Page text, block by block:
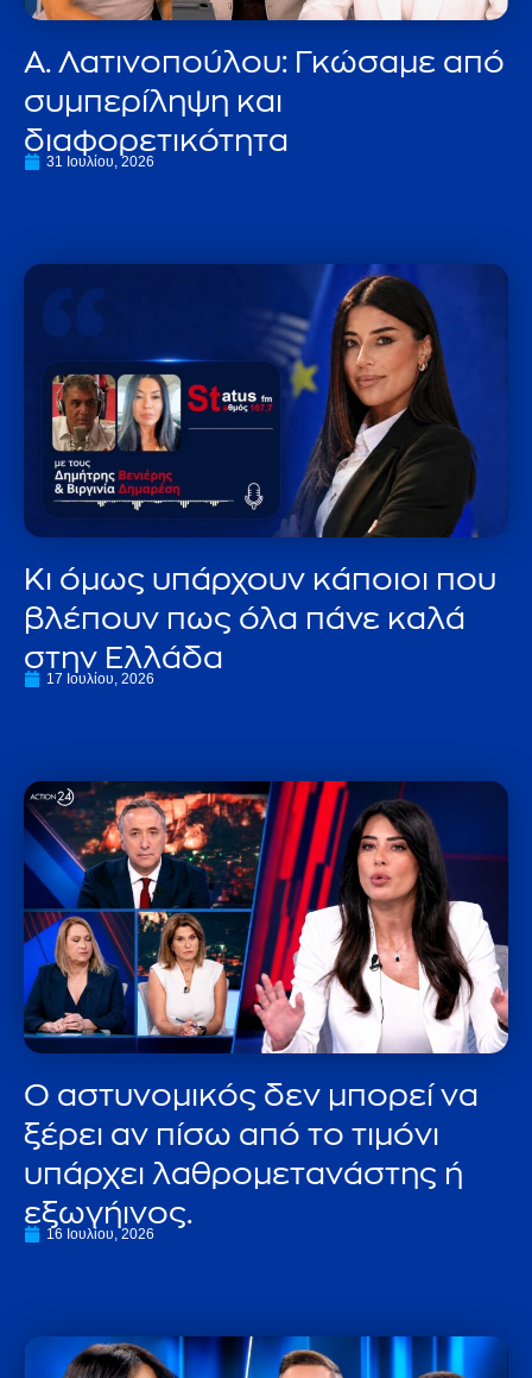
Α. Λατινοπούλου: Γκώσαμε από
συμπερίληψη και
διαφορετικότητα
31 Ιουλίου, 2026
Κι όμως υπάρχουν κάποιοι που
βλέπουν πως όλα πάνε καλά
στην Ελλάδα
17 Ιουλίου, 2026
Ο αστυνομικός δεν μπορεί να
ξέρει αν πίσω από το τιμόνι
υπάρχει λαθρομετανάστης ή
εξωγήινος.
16 Ιουλίου, 2026